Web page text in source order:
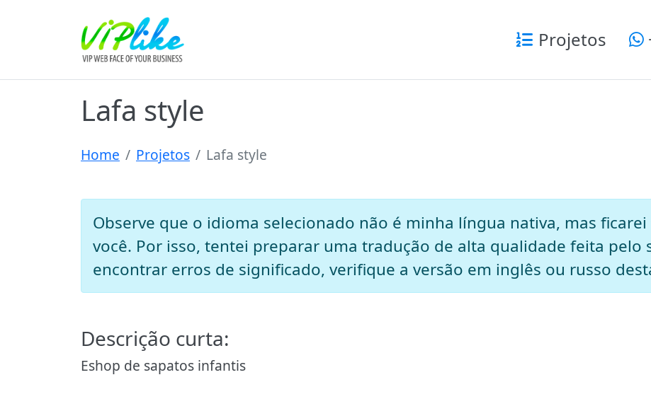
Projetos
Lafa style
Home Projetos Lafa style
Observe que o idioma selecionado não é minha língua nativa, mas
você. Por isso, tentei preparar uma tradução de alta qualidade feita pelo
encontrar erros de significado, verifique a versão em inglês ou russo
Descrição curta:
Eshop de sapatos infantis